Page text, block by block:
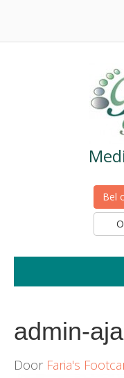
Bel
admin-
Door Faria's